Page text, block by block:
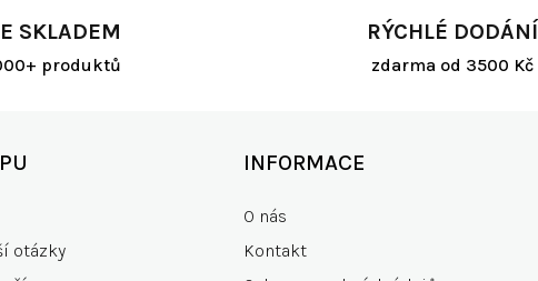
SKLADEM
produktů
RÝCHLÉ DODÁNÍ
zdarma od 3500 Kč
otázky
INFORMACE
O nás
Kontakt